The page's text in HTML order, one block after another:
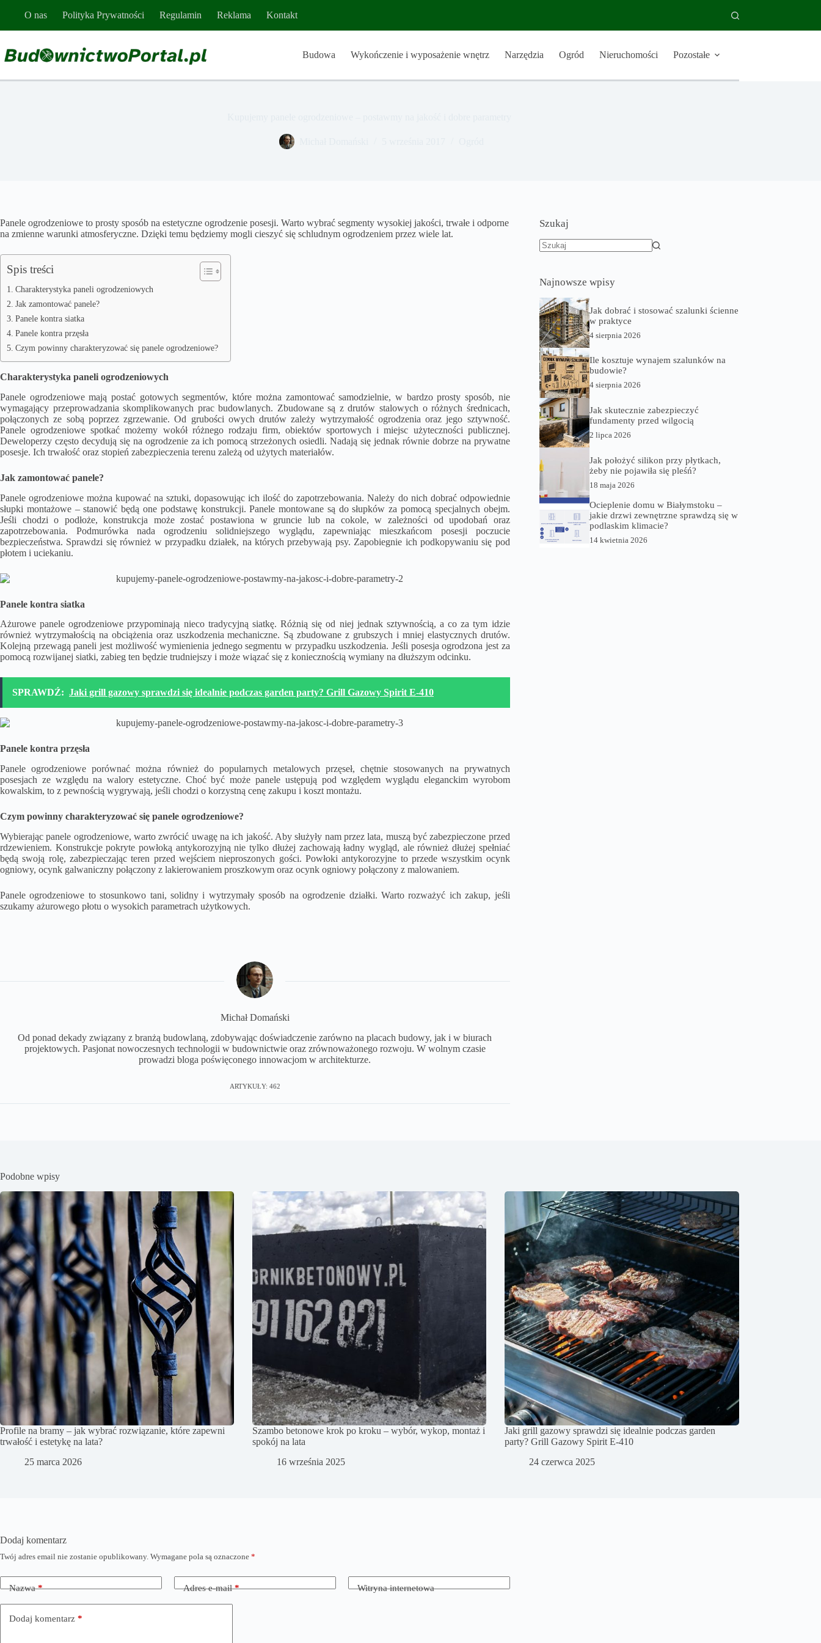
O nas Polityka Prywatności Regulamin Reklama Kontakt
Budowa Wykończenie i wyposażenie wnętrz Narzędzia Ogród Nieruchomości Pozostałe
Panele ogrodzeniowe to prosty sposób na estetyczne ogrodzenie posesji. Warto wybrać segmenty wysokiej jakości, trwałe i odporne
na zmienne warunki atmosferyczne. Dzięki temu będziemy mogli cieszyć się schludnym ogrodzeniem przez wiele lat.
Spis treści
Charakterystyka paneli ogrodzeniowych
Jak zamontować panele?
Panele kontra siatka
Panele kontra przęsła
Czym powinny charakteryzować się panele ogrodzeniowe?
Charakterystyka paneli ogrodzeniowych
Panele ogrodzeniowe mają postać gotowych segmentów, które można zamontować samodzielnie, w bardzo prosty sposób, nie
wymagający przeprowadzania skomplikowanych prac budowlanych. Zbudowane są z drutów stalowych o różnych średnicach,
połączonych ze sobą poprzez zgrzewanie. Od grubości owych drutów zależy wytrzymałość ogrodzenia oraz jego sztywność.
Panele ogrodzeniowe spotkać możemy wokół różnego rodzaju firm, obiektów sportowych i miejsc użyteczności publicznej.
Deweloperzy często decydują się na ogrodzenie za ich pomocą strzeżonych osiedli. Nadają się jednak równie dobrze na prywatne
posesje. Ich trwałość oraz stopień zabezpieczenia terenu zależą od użytych materiałów.
Jak zamontować panele?
Panele ogrodzeniowe można kupować na sztuki, dopasowując ich ilość do zapotrzebowania. Należy do nich dobrać odpowiednie
słupki montażowe – stanowić będą one podstawę konstrukcji. Panele montowane są do słupków za pomocą specjalnych obejm.
Jeśli chodzi o podłoże, konstrukcja może zostać postawiona w gruncie lub na cokole, w zależności od upodobań oraz
zapotrzebowania. Podmurówka nada ogrodzeniu solidniejszego wyglądu, zapewniając mieszkańcom posesji poczucie
bezpieczeństwa. Sprawdzi się również w przypadku działek, na których przebywają psy. Zapobiegnie ich podkopywaniu się pod
płotem i uciekaniu.
Panele kontra siatka
Ażurowe panele ogrodzeniowe przypominają nieco tradycyjną siatkę. Różnią się od niej jednak sztywnością, a co za tym idzie
również wytrzymałością na obciążenia oraz uszkodzenia mechaniczne. Są zbudowane z grubszych i mniej elastycznych drutów.
Kolejną przewagą paneli jest możliwość wymienienia jednego segmentu w przypadku uszkodzenia. Jeśli posesja ogrodzona jest za
pomocą rozwijanej siatki, zabieg ten będzie trudniejszy i może wiązać się z koniecznością wymiany na dłuższym odcinku.
SPRAWDŹ: Jaki grill gazowy sprawdzi się idealnie podczas garden party? Grill Gazowy Spirit E-410
Panele kontra przęsła
Panele ogrodzeniowe porównać można również do popularnych metalowych przęseł, chętnie stosowanych na prywatnych
posesjach ze względu na walory estetyczne. Choć być może panele ustępują pod względem wyglądu eleganckim wyrobom
kowalskim, to z pewnością wygrywają, jeśli chodzi o korzystną cenę zakupu i koszt montażu.
Czym powinny charakteryzować się panele ogrodzeniowe?
Wybierając panele ogrodzeniowe, warto zwrócić uwagę na ich jakość. Aby służyły nam przez lata, muszą być zabezpieczone przed
rdzewieniem. Konstrukcje pokryte powłoką antykorozyjną nie tylko dłużej zachowają ładny wygląd, ale również dłużej spełniać
będą swoją rolę, zabezpieczając teren przed wejściem nieproszonych gości. Powłoki antykorozyjne to przede wszystkim ocynk
ogniowy, ocynk galwaniczny połączony z lakierowaniem proszkowym oraz ocynk ogniowy połączony z malowaniem.
Panele ogrodzeniowe to stosunkowo tani, solidny i wytrzymały sposób na ogrodzenie działki. Warto rozważyć ich zakup, jeśli
szukamy ażurowego płotu o wysokich parametrach użytkowych.
Michał Domański
Od ponad dekady związany z branżą budowlaną, zdobywając doświadczenie zarówno na placach budowy, jak i w biurach
projektowych. Pasjonat nowoczesnych technologii w budownictwie oraz zrównoważonego rozwoju. W wolnym czasie
prowadzi bloga poświęconego innowacjom w architekturze.
ARTYKUŁY: 462
Szukaj
Najnowsze wpisy
Jak dobrać i stosować szalunki ścienne
w praktyce
4 sierpnia 2026
Ile kosztuje wynajem szalunków na
budowie?
4 sierpnia 2026
Jak skutecznie zabezpieczyć
fundamenty przed wilgocią
2 lipca 2026
Jak położyć silikon przy płytkach,
żeby nie pojawiła się pleśń?
18 maja 2026
Ocieplenie domu w Białymstoku –
jakie drzwi zewnętrzne sprawdzą się w
podlaskim klimacie?
14 kwietnia 2026
Podobne wpisy
Profile na bramy – jak wybrać rozwiązanie, które zapewni
trwałość i estetykę na lata?
25 marca 2026
Szambo betonowe krok po kroku – wybór, wykop, montaż i
spokój na lata
16 września 2025
Jaki grill gazowy sprawdzi się idealnie podczas garden
party? Grill Gazowy Spirit E-410
24 czerwca 2025
Dodaj komentarz
Twój adres email nie zostanie opublikowany. Wymagane pola są oznaczone *
Nazwa* Adres e-mail* Witryna internetowa
Dodaj komentarz *